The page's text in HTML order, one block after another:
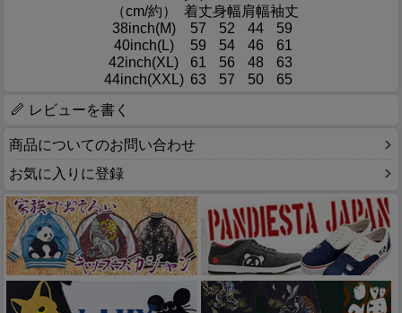
（cm/約）
着丈身幅肩幅袖丈
38inch(M)
57 52 44
59
40inch(L)
59 54 46
61
42inch(XL)
61 56 48
63
44inch(XXL) 63 57 50
65
レビューを書く
商品についてのお問い合わせ
お気に入りに登録